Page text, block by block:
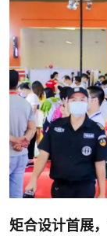
矩合设计首展，